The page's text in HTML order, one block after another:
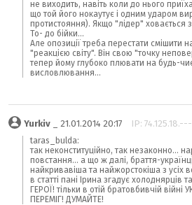
не виходить, навіть коли до нього
що той його нокаутує і одним ударом
протистояння). Якщо "лідер" ховається
То- до бійки...
Але опозиції треба перестати смішити
"реакцією світу". Він свою "точку
тепер йому глубоко плювати на будь-
висловлювання...
Yurkiv _ 21.01.2014 20:17 IP: 74.125.18.---
taras_bulda:
так неконституційно, так незаконно...
повстання... а що ж далі, браття-
найкривавіша та найжорстокіша з усіх
в статті пані Ірина згадує холоднярців
ГЕРОЇ! тільки в отій братовбивчій
ПЕРЕМІГ! ДУМАЙТЕ!